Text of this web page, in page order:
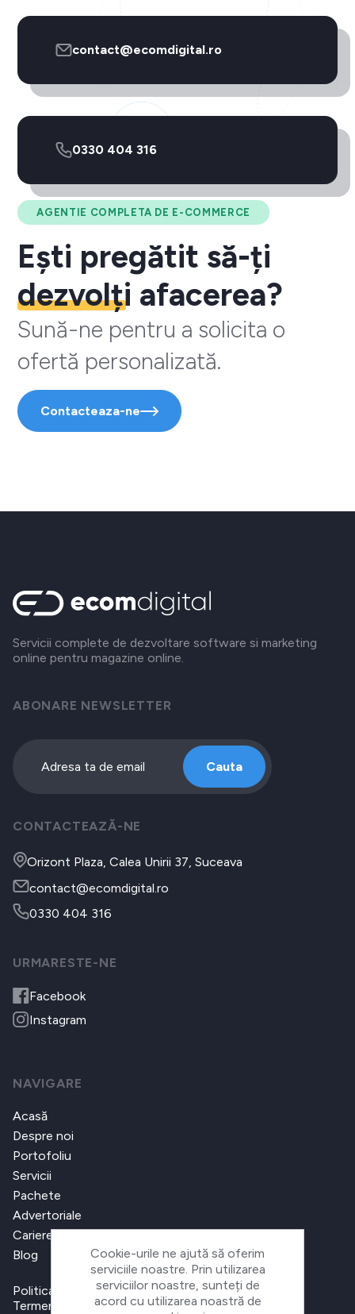
AGENTIE COMPLETA DE E-COMMERCE
Ești pregătit să-ți
dezvolți afacerea?
Sună-ne pentru a solicita o
ofertă personalizată.
Contacteaza-ne
contact@ecomdigital.ro
0330 404 316
Servicii complete de dezvoltare software si marketing
online pentru magazine online.
ABONARE NEWSLETTER
Cauta
CONTACTEAZĂ-NE
Orizont Plaza, Calea Unirii 37, Suceava
contact@ecomdigital.ro
0330 404 316
URMARESTE-NE
Facebook
Instagram
NAVIGARE
Acasă
Despre noi
Portofoliu
Servicii
Pachete
Advertoriale
Cariere
Blog
Politica de confidențialitate
Termeni și condiții
Cookie-urile ne ajută să oferim
serviciile noastre. Prin utilizarea
serviciilor noastre, sunteți de
acord cu utilizarea noastră de